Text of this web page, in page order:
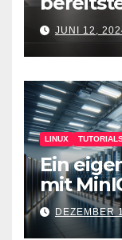
JUNI 12,
LINUX
Ein
mit
DEZEMBER